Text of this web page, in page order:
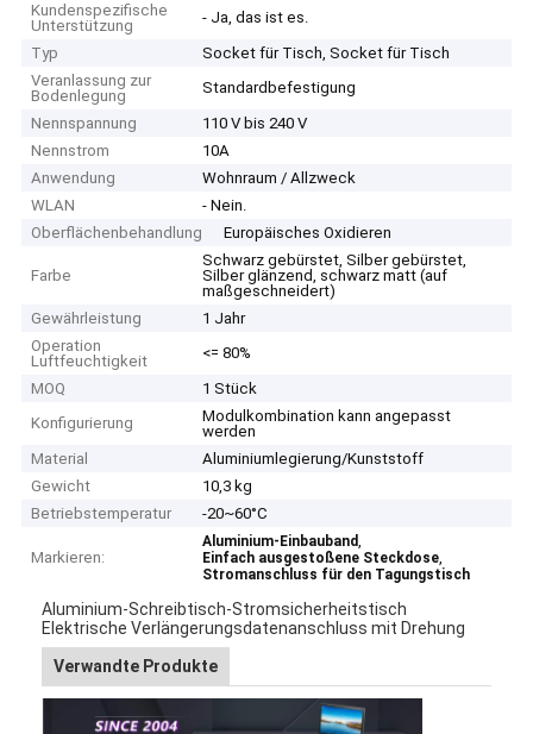
Kundenspezifische
Unterstützung
- Ja, das ist es.
Typ
Socket für Tisch, Socket für Tisch
Veranlassung zur
Bodenlegung
Standardbefestigung
Nennspannung
110 V bis 240 V
Nennstrom
10A
Anwendung
Wohnraum / Allzweck
WLAN
- Nein.
Oberflächenbehandlung
Europäisches Oxidieren
Farbe
Schwarz gebürstet, Silber gebürstet,
Silber glänzend, schwarz matt (auf
maßgeschneidert)
Gewährleistung
1 Jahr
Operation
Luftfeuchtigkeit
<= 80%
MOQ
1 Stück
Konfigurierung
Modulkombination kann angepasst
werden
Material
Aluminiumlegierung/Kunststoff
Gewicht
10,3 kg
Betriebstemperatur
-20~60°C
Markieren:
Aluminium-Einbauband,
Einfach ausgestoßene Steckdose,
Stromanschluss für den Tagungstisch
Aluminium-Schreibtisch-Stromsicherheitstisch
Elektrische Verlängerungsdatenanschluss mit Drehung
Verwandte Produkte